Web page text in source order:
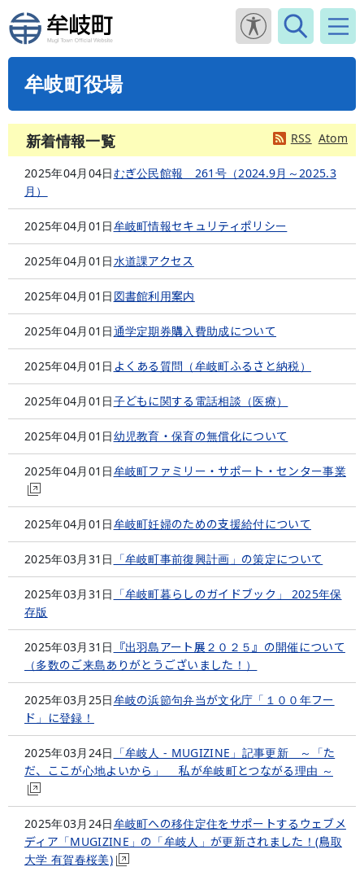
牟岐町役場
RSS Atom
新着情報一覧
2025年04月04日むぎ公民館報 261号（2024.9月～2025.3
月）
2025年04月01日牟岐町情報セキュリティポリシー
2025年04月01日水道課アクセス
2025年04月01日 図書館利用案内
2025年04月01日通学定期券購入費助成について
2025年04月01日 よくある質問（牟岐町ふるさと納税）
2025年04月01日子どもに関する電話相談（医療）
2025年04月01日幼児教育・保育の無償化について
2025年04月01日牟岐町ファミリー・サポート・センター事業
2025年04月01日牟岐町妊婦のための支援給付について
2025年03月31日 「牟岐町事前復興計画」の策定について
2025年03月31日 「牟岐町暮らしのガイドブック」 2025年保
存版
2025年03月31日 『出羽島アート展２０２５』の開催について
（多数のご来島ありがとうございました！）
2025年03月25日牟岐の浜節句弁当が文化庁「１００年フー
ド」に登録！
2025年03月24日 「牟岐人 - MUGIZINE」記事更新 ～「た
だ、ここが心地よいから」 私が牟岐町とつながる理由 ～
2025年03月24日牟岐町への移住定住をサポートするウェブメ
ディア「MUGIZINE」の「牟岐人」が更新されました！(鳥取
大学 有賀春桜美)